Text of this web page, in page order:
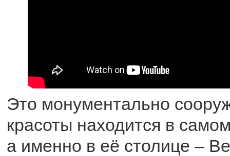
Это монументально
красоты находится в
а именно в её столице –